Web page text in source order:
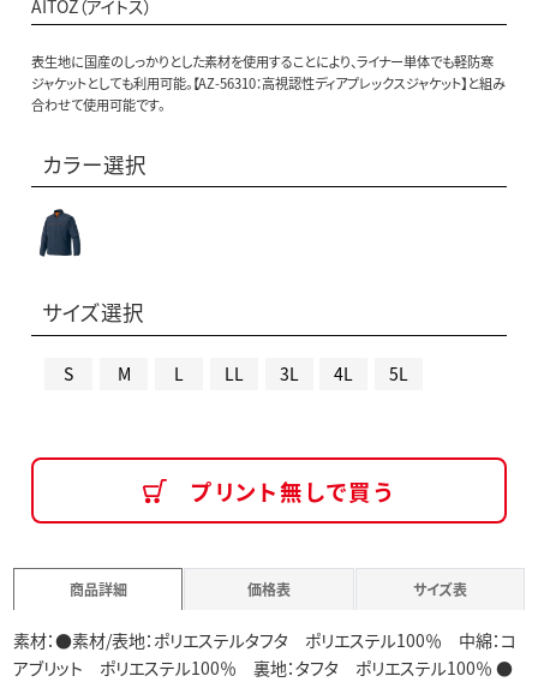
AITOZ（アイトス）
表生地に国産のしっかりとした素材を使用することにより、ライナー単体でも軽防寒
ジャケットとしても利用可能。【AZ-56310：高視認性ディアプレックスジャケット】と組み
合わせて使用可能です。
カラー選択
サイズ選択
S M L LL 3L 4L 5L
プリント無しで買う
商品詳細 価格表 サイズ表
素材：●素材/表地：ポリエステルタフタ ポリエステル100％ 中綿：コ
アブリット ポリエステル100％ 裏地：タフタ ポリエステル100％ ●